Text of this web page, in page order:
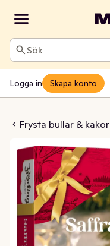
Sök
Logga in Skapa konto
Frysta bullar & kakor
Fryst